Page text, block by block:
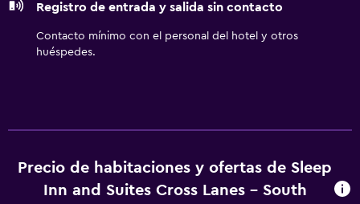
plancha y cortinas opacas. Es posible solicitar cambio de
toallas y cambio de sábanas. Se ofrece servicio de
limpieza todos los días. Los servicios de ocio y
de 16 años sin la supervisión de un adulto.
Registro de entrada y salida sin contacto
Contacto mínimo con el personal del hotel y otros
huéspedes.
Precio de habitaciones y ofertas de Sleep
Inn and Suites Cross Lanes - South